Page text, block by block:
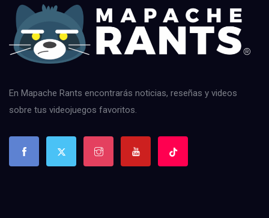
En Mapache Rants encontrarás noticias, reseñas y videos
sobre tus videojuegos favoritos.